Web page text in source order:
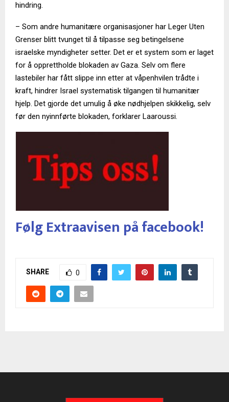
hindring.
– Som andre humanitære organisasjoner har Leger Uten
Grenser blitt tvunget til å tilpasse seg betingelsene
israelske myndigheter setter. Det er et system som er laget
for å opprettholde blokaden av Gaza. Selv om flere
lastebiler har fått slippe inn etter at våpenhvilen trådte i
kraft, hindrer Israel systematisk tilgangen til humanitær
hjelp. Det gjorde det umulig å øke nødhjelpen skikkelig, selv
før den nyinnførte blokaden, forklarer Laaroussi.
Følg Extraavisen på facebook!
SHARE 0